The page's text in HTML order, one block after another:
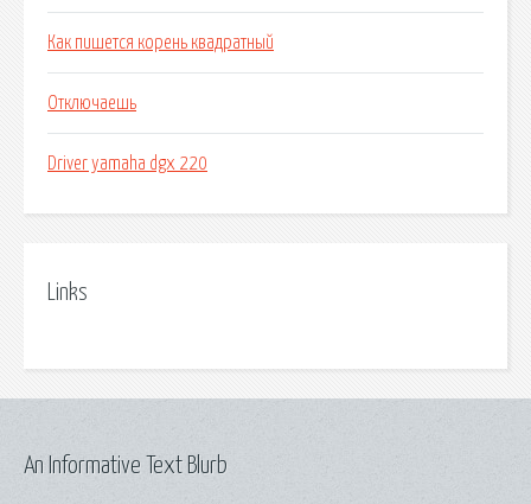
Как пишется корень квадратный
Отключаешь
Driver yamaha dgx 220
Links
An Informative Text Blurb